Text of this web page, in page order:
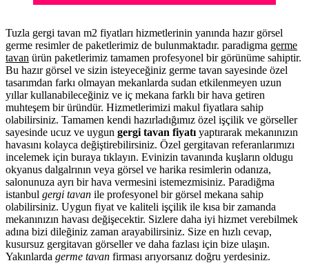
Tuzla gergi tavan m2 fiyatları hizmetlerinin yanında hazır görsel
germe resimler de paketlerimiz de bulunmaktadır. paradigma germe
tavan ürün paketlerimiz tamamen profesyonel bir görünüme sahiptir.
Bu hazır görsel ve sizin isteyeceğiniz germe tavan sayesinde özel
tasarımdan farkı olmayan mekanlarda sudan etkilenmeyen uzun
yıllar kullanabileceğiniz ve iç mekana farklı bir hava getiren
muhteşem bir üründür. Hizmetlerimizi makul fiyatlara sahip
olabilirsiniz. Tamamen kendi hazırladığımız özel işçilik ve görseller
sayesinde ucuz ve uygun gergi tavan fiyatı yaptırarak mekanınızın
havasını kolayca değiştirebilirsiniz. Özel gergitavan referanlarımızı
incelemek için buraya tıklayın. Evinizin tavanında kuşların oldugu
okyanus dalgalrının veya görsel ve harika resimlerin odanıza,
salonunuza ayrı bir hava vermesini istemezmisiniz. Paradiğma
istanbul gergi tavan ile profesyonel bir görsel mekana sahip
olabilirsiniz. Uygun fiyat ve kaliteli işçilik ile kısa bir zamanda
mekanınızın havası değişecektir. Sizlere daha iyi hizmet verebilmek
adına bizi dileğiniz zaman arayabilirsiniz. Size en hızlı cevap,
kusursuz gergitavan görseller ve daha fazlası için bize ulaşın.
Yakınlarda germe tavan firması arıyorsanız doğru yerdesiniz.